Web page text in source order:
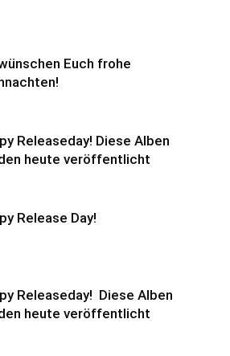
Euch frohe
Releaseday! Diese Alben
heute veröffentlicht
Release Day!
Releaseday! Diese Alben
heute veröffentlicht